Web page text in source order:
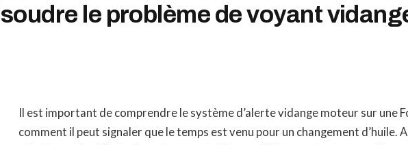
le problème de voyant
Il est important de comprendre le système d’alerte vidange moteur sur une
comment il peut signaler que le temps est venu pour un changement d’huile.